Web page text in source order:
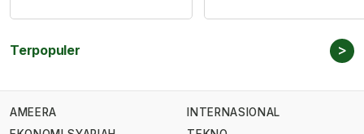
Terpopuler >
AMEERA
INTERNASIONAL